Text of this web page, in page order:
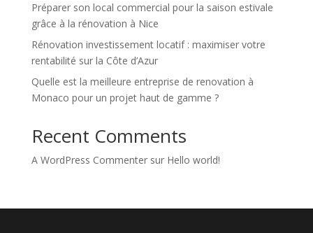
Préparer son local commercial pour la saison estivale
grâce à la rénovation à Nice
Rénovation investissement locatif : maximiser votre
rentabilité sur la Côte d’Azur
Quelle est la meilleure entreprise de renovation à
Monaco pour un projet haut de gamme ?
Recent Comments
A WordPress Commentersur Hello world!